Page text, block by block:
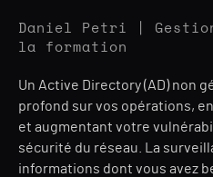
Daniel Petri |
la formation
Un Active Directory (AD) non
profond sur vos opérations,
et augmentant votre
sécurité du réseau. La
informations dont vous avez